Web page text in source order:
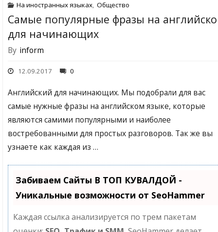
На иностранных языках, Общество
Самые популярные фразы на
для начинающих
By inform
12.09.2017 0
Английский для начинающих. Мы подобрали для вас
самые нужные фразы на английском языке, которые
являются самими популярными и наиболее
востребованными для простых разговоров. Так же вы
узнаете как каждая из …
Забиваем Сайты В ТОП КУВАЛДОЙ -
Уникальные возможности от SeoHammer
Каждая ссылка анализируется по трем пакетам